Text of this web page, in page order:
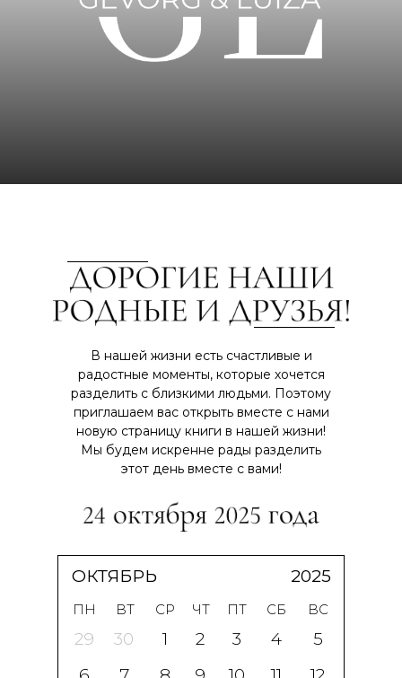
ОКТЯБРЬ
29
2025
ПН
5
ВС
СБ
ПТ
ЧТ
СР
ВТ
1
30 2 3 4
В нашей жизни есть счастливые и
радостные моменты, которые хочется
разделить с близкими людьми. Поэтому
приглашаем вас открыть вместе с нами
новую страницу книги в нашей жизни!
Мы будем искренне рады разделить
этот день вместе с вами!